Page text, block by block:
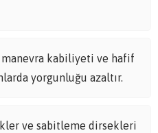
manevra kabiliyeti ve hafif
yorgunluğu azaltır.
ve sabitleme dirsekleri